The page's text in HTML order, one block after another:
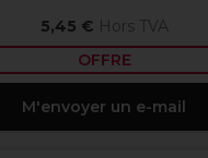
5,45 € Hors TVA
OFFRE
M'envoyer un e-mail